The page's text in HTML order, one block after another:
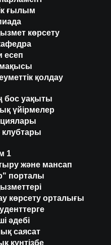
ғылым
көрсету
есеп
қолдау
бос уақыты
үйірмелер
клубтары
1
және мансап
порталы
көрсету орталығы
әдебі
саясат
күнтізбе